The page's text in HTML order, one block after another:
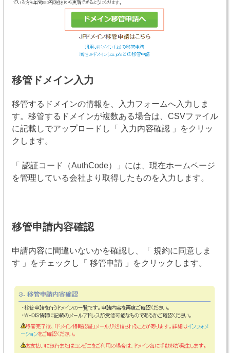
移管ドメイン入力
移管するドメインの情報を、入力フォームへ入力しま
す。移管するドメインが複数ある場合は、CSVファイル
に記載しでアップロードし「 入力内容確認 」をクリッ
クします。
「 認証コード（AuthCode）」には、現在ホームページ
を管理している会社より取得したものを入力します。
移管申請内容確認
申請内容に間違いないかを確認し、「 規約に同意しま
す 」をチェックし「 移管申請 」をクリックします。